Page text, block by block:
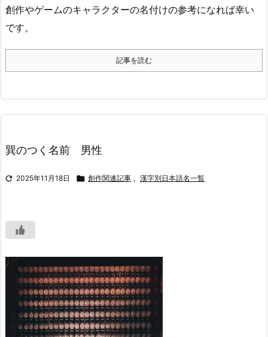
創作やゲームのキャラクターの名付けの参考になれば幸い
です。
記事を読む
巽のつく名前 男性
 2025年11月18日  創作関連記事 , 漢字別日本語名一覧